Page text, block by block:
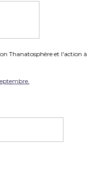
Thanatosphère et l'action à